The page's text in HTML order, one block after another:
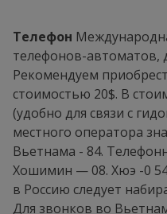
Телефон
телефонов-автоматов,
Рекомендуем
стоимостью 20$. В
(удобно для связи с
местного оператора
Вьетнама - 84.
Хошимин — 08. Хюэ -0
в Россию следует
Для звонков во